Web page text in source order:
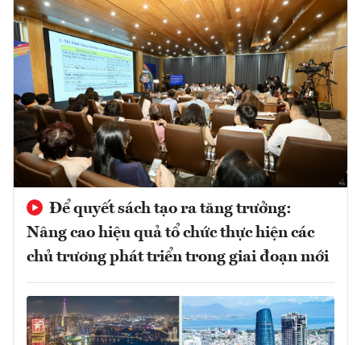
Để quyết sách tạo ra tăng trưởng:
Nâng cao hiệu quả tổ chức thực hiện các
chủ trương phát triển trong giai đoạn mới